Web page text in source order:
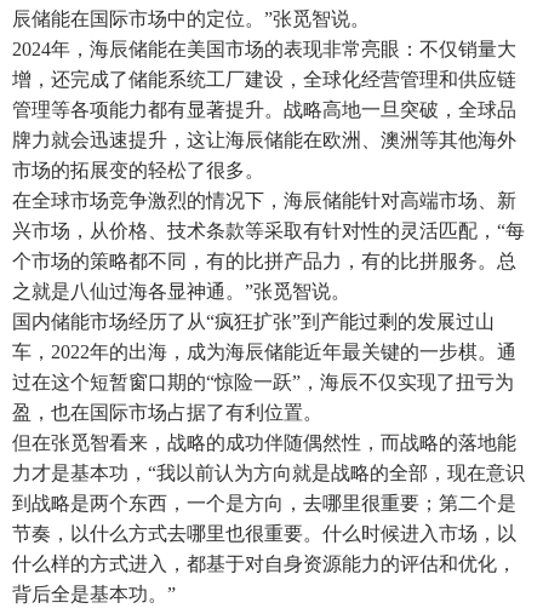
辰储能在国际市场中的定位。”张觅智说。
2024年，海辰储能在美国市场的表现非常亮眼：不仅销量大
增，还完成了储能系统工厂建设，全球化经营管理和供应链
管理等各项能力都有显著提升。战略高地一旦突破，全球品
牌力就会迅速提升，这让海辰储能在欧洲、澳洲等其他海外
市场的拓展变的轻松了很多。
在全球市场竞争激烈的情况下，海辰储能针对高端市场、新
兴市场，从价格、技术条款等采取有针对性的灵活匹配，“每
个市场的策略都不同，有的比拼产品力，有的比拼服务。总
之就是八仙过海各显神通。”张觅智说。
国内储能市场经历了从“疯狂扩张”到产能过剩的发展过山
车，2022年的出海，成为海辰储能近年最关键的一步棋。通
过在这个短暂窗口期的“惊险一跃”，海辰不仅实现了扭亏为
盈，也在国际市场占据了有利位置。
但在张觅智看来，战略的成功伴随偶然性，而战略的落地能
力才是基本功，“我以前认为方向就是战略的全部，现在意识
到战略是两个东西，一个是方向，去哪里很重要；第二个是
节奏，以什么方式去哪里也很重要。什么时候进入市场，以
什么样的方式进入，都基于对自身资源能力的评估和优化，
背后全是基本功。”